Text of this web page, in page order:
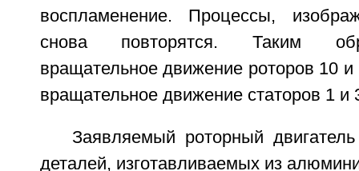
воспламенение. Процессы,
снова повторятся. Таким
вращательное движение роторов 10 и
вращательное движение статоров 1 и
Заявляемый роторный двигатель
деталей, изготавливаемых из